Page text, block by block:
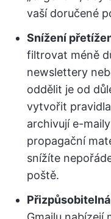
vaší doručené
Snížení
filtrovat méně
newslettery
oddělit je od
vytvořit
archivují e-
propagační
snížíte
poště.